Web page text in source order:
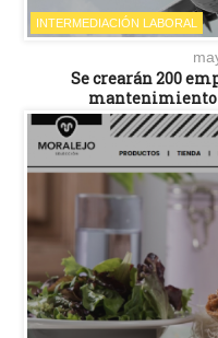
INTERMEDIACIÓN LABORAL
Se crearán 200
mantenimiento